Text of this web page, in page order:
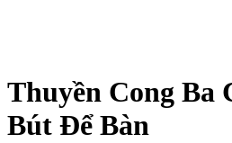
Thuyền Cong Ba
Bút Để Bàn